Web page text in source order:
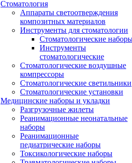
Стоматология
Аппараты светоотверждения
композитных материалов
Инструменты для стоматологии
Стоматологические
Инструменты
стоматологические
Стоматологические воздушные
компрессоры
Стоматологические светильники
Стоматологические установки
Медицинские наборы и укладки
Разгрузочные жилеты
Реанимационные неонатальные
наборы
Реанимационные
педиатрические наборы
Токсикологические наборы